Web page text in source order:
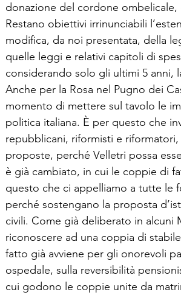
donazione del cordone
Restano obiettivi irrinunciabili
modifica, da noi presentata, della
quelle leggi e relativi capitoli di
considerando solo gli ultimi 5 anni,
Anche per la Rosa nel Pugno dei
momento di mettere sul tavolo le
politica italiana. È per questo che
repubblicani, riformisti e
proposte, perché Velletri possa
è già cambiato, in cui le coppie di
questo che ci appelliamo a tutte le
perché sostengano la proposta
civili. Come già deliberato in
riconoscere ad una coppia di
fatto già avviene per gli onorevoli
ospedale, sulla reversibilità
cui godono le coppie unite da